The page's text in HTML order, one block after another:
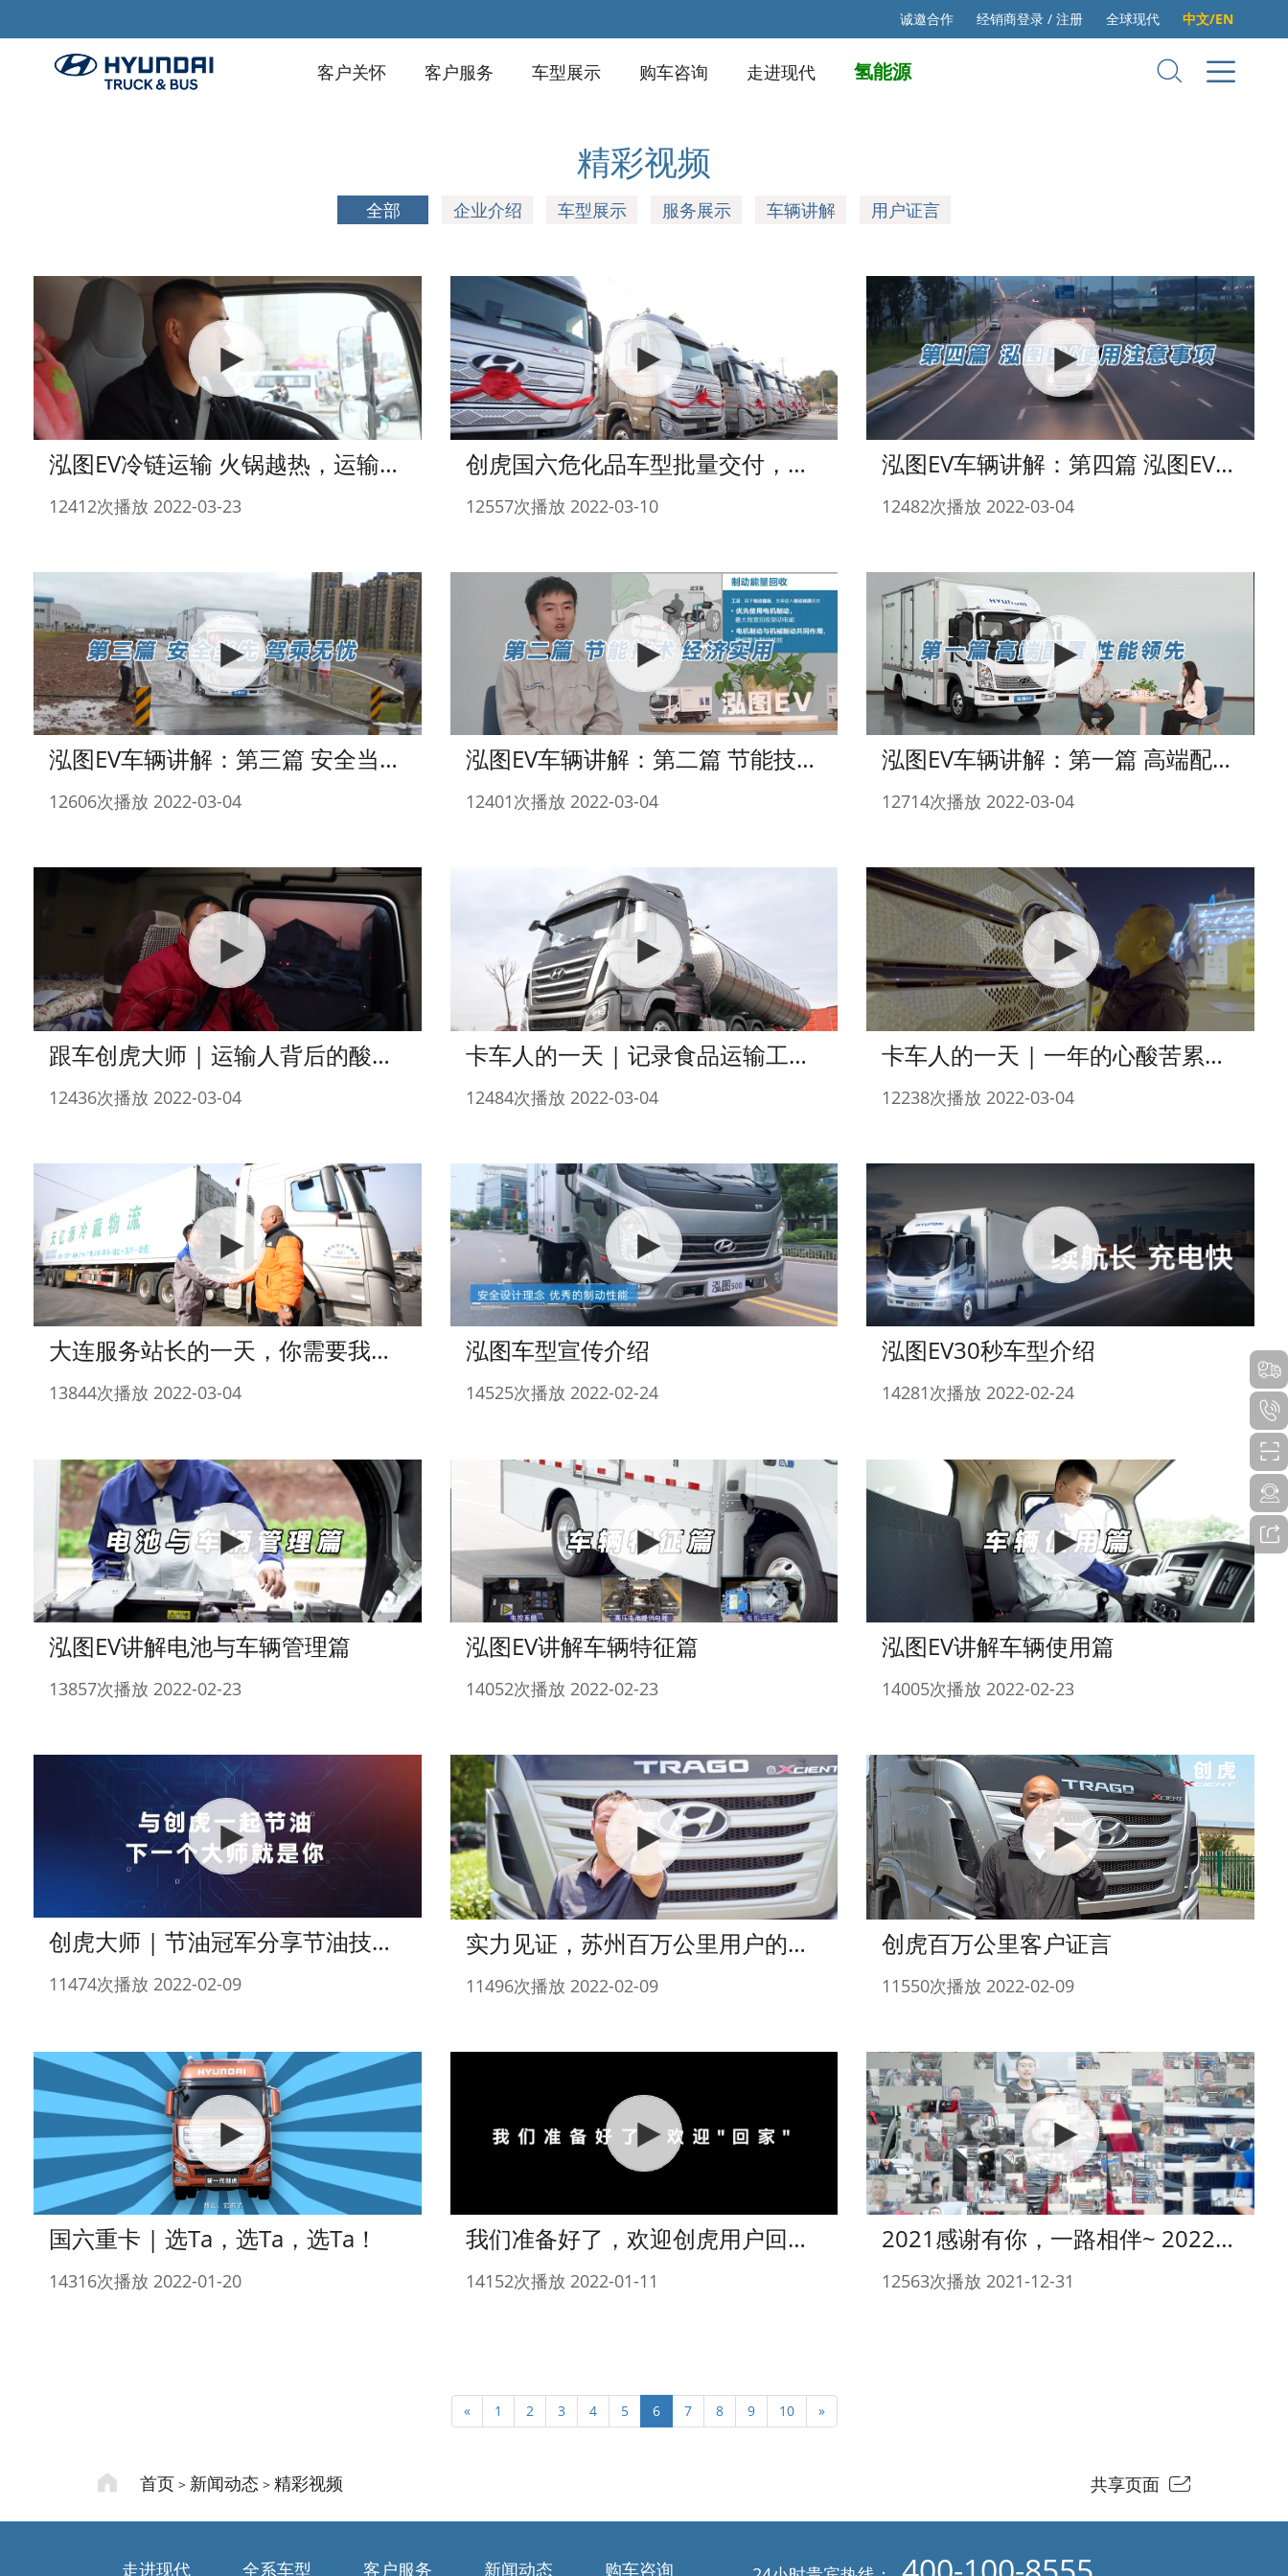
诚邀合作 经销商登录 / 注册 全球现代 中文/EN
客户关怀 客户服务 车型展示 购车咨询 走进现代 氢能源
精彩视频
全部 企业介绍 车型展示 服务展示 车辆讲解 用户证言
泓图EV冷链运输 火锅越热，运输越“高冷” 解锁火锅底料的冷链运输秘诀
12412次播放 2022-03-23
创虎国六危化品车型批量交付，用户安心之选！
12557次播放 2022-03-10
泓图EV车辆讲解：第四篇 泓图EV使用注意事项
12482次播放 2022-03-04
泓图EV车辆讲解：第三篇 安全当先 驾乘无忧
12606次播放 2022-03-04
泓图EV车辆讲解：第二篇 节能技术 经济实用
12401次播放 2022-03-04
泓图EV车辆讲解：第一篇 高端配置 性能领先
12714次播放 2022-03-04
跟车创虎大师 | 运输人背后的酸甜苦辣你知道吗？
12436次播放 2022-03-04
卡车人的一天 | 记录食品运输工作的艰辛~
12484次播放 2022-03-04
卡车人的一天 | 一年的心酸苦累，只为更好的“回家”~
12238次播放 2022-03-04
大连服务站长的一天，你需要我就一直在线~
13844次播放 2022-03-04
泓图车型宣传介绍
14525次播放 2022-02-24
泓图EV30秒车型介绍
14281次播放 2022-02-24
泓图EV讲解电池与车辆管理篇
13857次播放 2022-02-23
泓图EV讲解车辆特征篇
14052次播放 2022-02-23
泓图EV讲解车辆使用篇
14005次播放 2022-02-23
创虎大师 | 节油冠军分享节油技巧 下一个大师就是你
11474次播放 2022-02-09
实力见证，苏州百万公里用户的体验感受
11496次播放 2022-02-09
创虎百万公里客户证言
11550次播放 2022-02-09
国六重卡 | 选Ta，选Ta，选Ta！
14316次播放 2022-01-20
我们准备好了，欢迎创虎用户回家~
14152次播放 2022-01-11
2021感谢有你，一路相伴~ 2022我们一起向前
12563次播放 2021-12-31
« 1 2 3 4 5 6 7 8 9 10 »
首页 > 新闻动态 > 精彩视频 共享页面
走进现代 全系车型 客户服务 新闻动态 购车咨询